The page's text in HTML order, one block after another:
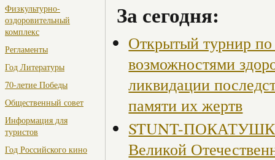
Физкультурно-
оздоровительный
комплекс
Регламенты
Год Литературы
70-летие Победы
Общественный совет
Информация для
туристов
Год Российского кино
За сегодня:
Открытый турнир
возможностями
ликвидации
памяти их жертв
STUNT-
Великой